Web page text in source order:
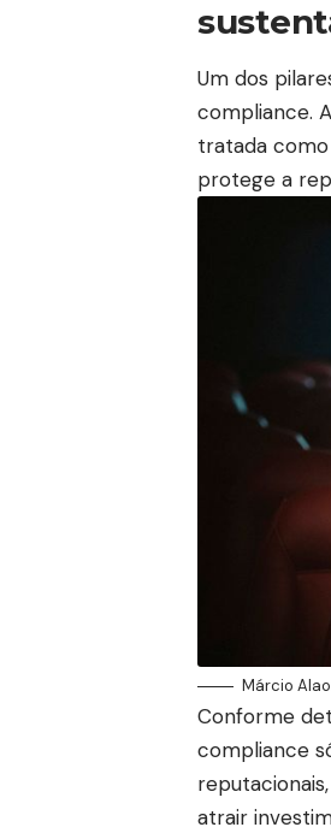
Um dos
compliance.
tratada
protege a
Márcio
Conforme
compliance
atrair